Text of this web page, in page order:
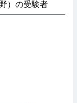
）の受験者